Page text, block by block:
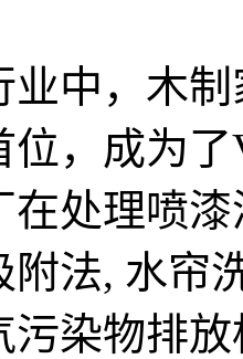
业中，木
位，成为
在处理喷
附法, 水帘
污染物排